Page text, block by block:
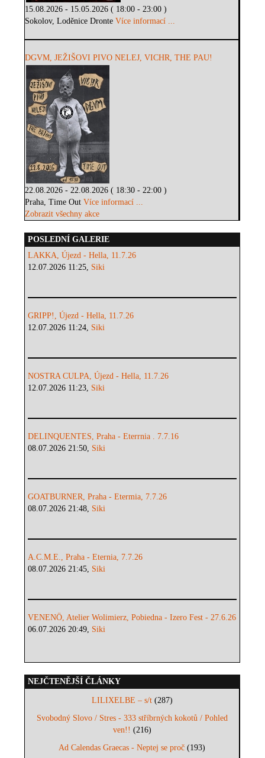
15.08.2026 - 15.05.2026 ( 18:00 - 23:00 )
Sokolov, Loděnice DronteVíce informací ...
DGVM, JEŽIŠOVI PIVO NELEJ, VICHR, THE PAU!
22.08.2026 - 22.08.2026 ( 18:30 - 22:00 )
Praha, Time OutVíce informací ...
Zobrazit všechny akce
POSLEDNÍ GALERIE
LAKKA, Újezd - Hella, 11.7.26
12.07.2026 11:25, Siki
GRIPP!, Újezd - Hella, 11.7.26
12.07.2026 11:24, Siki
NOSTRA CULPA, Újezd - Hella, 11.7.26
12.07.2026 11:23, Siki
DELINQUENTES, Praha - Eterrnia . 7.7.16
08.07.2026 21:50, Siki
GOATBURNER, Praha - Etermia, 7.7.26
08.07.2026 21:48, Siki
A.C.M.E., Praha - Eternia, 7.7.26
08.07.2026 21:45, Siki
VENENÖ, Atelier Wolimierz, Pobiedna - Izero Fest - 27.6.26
06.07.2026 20:49, Siki
NEJČTENĚJŠÍ ČLÁNKY
LILIXELBE – s/t(287)
Svobodný Slovo / Stres - 333 stříbrných kokotů / Pohled
ven!! (216)
Ad Calendas Graecas - Neptej se proč (193)